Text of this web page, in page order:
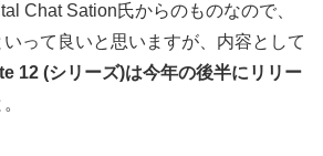
Chat Sation氏からのものなので、
って良いと思いますが、内容として
12 (シリーズ)は今年の後半にリリー